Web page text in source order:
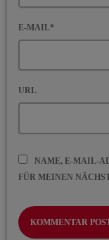
E-MAIL*
URL
NAME, E-MAIL-
FÜR MEINEN